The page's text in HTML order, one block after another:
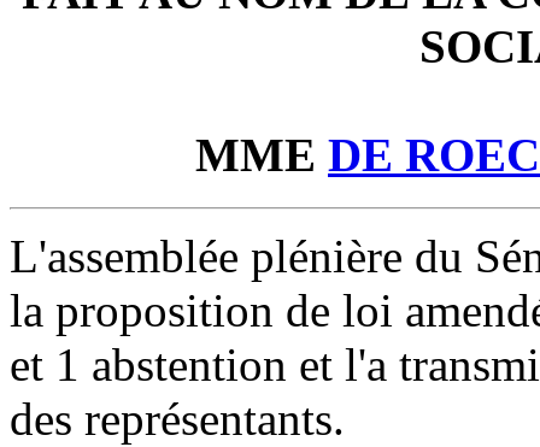
MME DE
L'assemblée plénière du
la proposition de loi
et 1 abstention et l'a
des représentants.